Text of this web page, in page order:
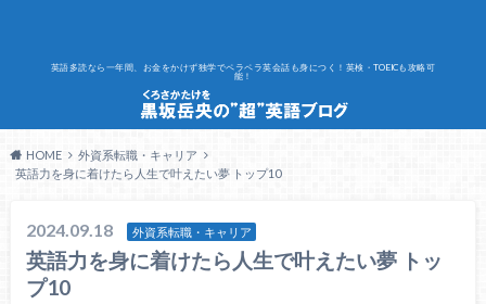
英語多読なら一年間、お金をかけず独学でペラペラ英会話も身につく！英検・TOEICも攻略可
能！
HOME
外資系転職・キャリア
英語力を身に着けたら人生で叶えたい夢 トップ10
2024.09.18 外資系転職・キャリア
英語力を身に着けたら人生で叶えたい夢 トッ
プ10